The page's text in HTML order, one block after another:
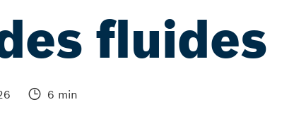
fluides
6 min